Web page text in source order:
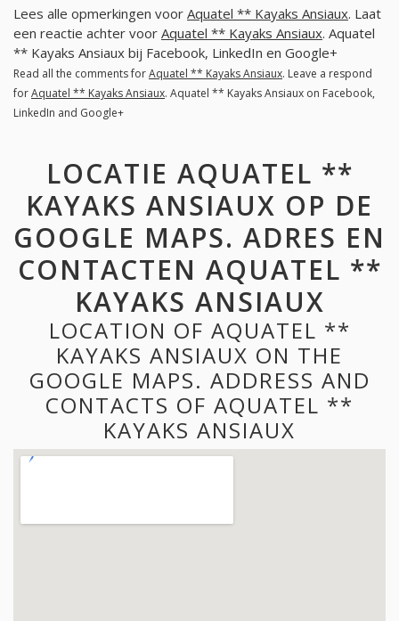
Lees alle opmerkingen voor Aquatel ** Kayaks Ansiaux. Laat
een reactie achter voor Aquatel ** Kayaks Ansiaux. Aquatel
** Kayaks Ansiaux bij Facebook, LinkedIn en Google+
Read all the comments forAquatel ** Kayaks Ansiaux. Leave a respond
forAquatel ** Kayaks Ansiaux. Aquatel ** Kayaks Ansiaux on Facebook,
LinkedIn and Google+
LOCATIE AQUATEL **
KAYAKS ANSIAUX OP DE
GOOGLE MAPS. ADRES EN
CONTACTEN AQUATEL **
KAYAKS ANSIAUX
LOCATION OF AQUATEL **
KAYAKS ANSIAUX ON THE
GOOGLE MAPS. ADDRESS AND
CONTACTS OF AQUATEL **
KAYAKS ANSIAUX